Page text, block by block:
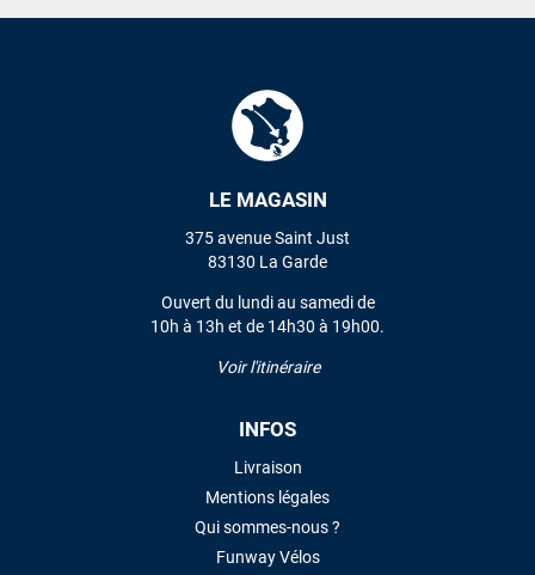
LE MAGASIN
375 avenue Saint Just
83130 La Garde
Ouvert du lundi au samedi de
10h à 13h et de 14h30 à 19h00.
Voir l'itinéraire
INFOS
Livraison
Mentions légales
Qui sommes-nous ?
Funway Vélos